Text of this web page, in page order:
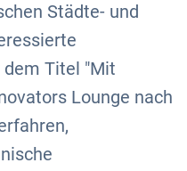
Städte- und
Titel "Mit
Lounge nach